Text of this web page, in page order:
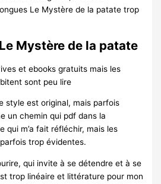
Le Mystère de la patate trop
Mystère de la patate
et ebooks gratuits mais les
sont peu lire
style est original, mais parfois
un chemin qui pdf dans la
qui m’a fait réfléchir, mais les
trop évidentes.
qui invite à se détendre et à se
trop linéaire et littérature pour mon